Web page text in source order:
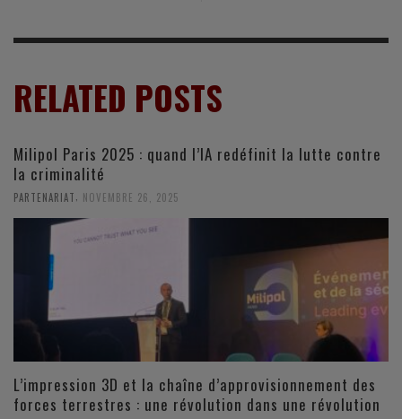
RELATED POSTS
Milipol Paris 2025 : quand l’IA redéfinit la lutte contre
la criminalité
PARTENARIAT, NOVEMBRE 26, 2025
L’impression 3D et la chaîne d’approvisionnement des
forces terrestres : une révolution dans une révolution